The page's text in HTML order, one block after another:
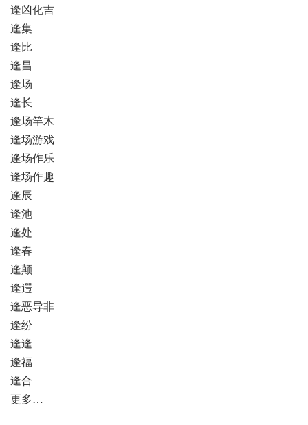
逢凶化吉
逢集
逢比
逢昌
逢场
逢长
逢场竿木
逢场游戏
逢场作乐
逢场作趣
逢辰
逢池
逢处
逢春
逢颠
逢遌
逢恶导非
逢纷
逢逢
逢福
逢合
更多…